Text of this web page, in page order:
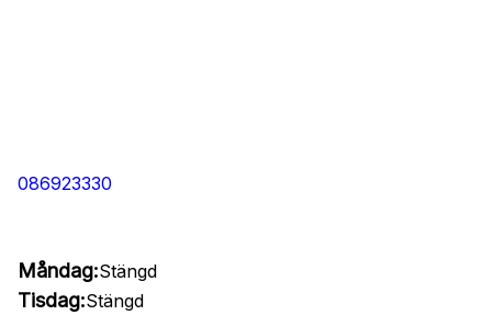
086923330
Måndag:Stängd
Tisdag:Stängd